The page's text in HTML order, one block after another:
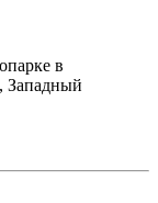
в
Западный